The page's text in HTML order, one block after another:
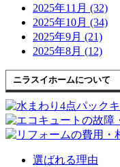
2025年11月 (32)
2025年10月 (34)
2025年9月 (21)
2025年8月 (12)
ニラスイホームについて
選ばれる理由